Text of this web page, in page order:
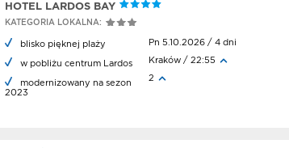
HOTEL LARDOS BAY
KATEGORIA LOKALNA:
blisko pięknej plaży
w pobliżu centrum Lardos
modernizowany na sezon
2023
Pn 5.10.2026 / 4 dni
Kraków / 22:55
2